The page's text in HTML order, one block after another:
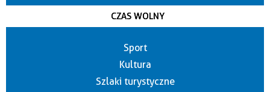
CZAS WOLNY
Sport
Kultura
Szlaki turystyczne